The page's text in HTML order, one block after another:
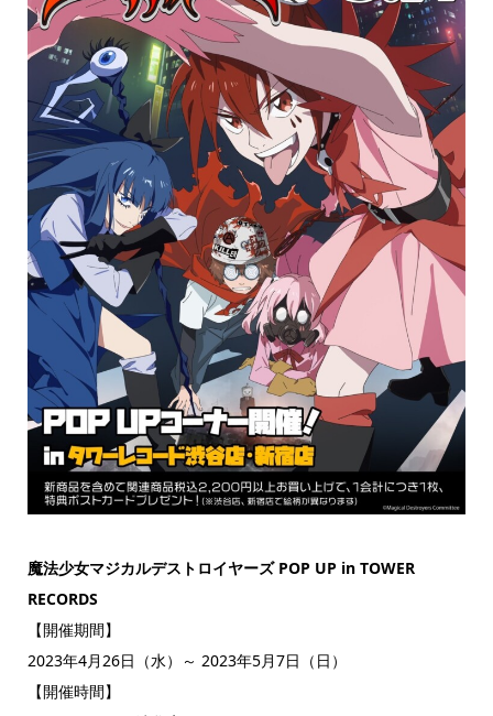
魔法少女マジカルデストロイヤーズ POP UP in TOWER
RECORDS
【開催期間】
2023年4月26日（水）～ 2023年5月7日（日）
【開催時間】